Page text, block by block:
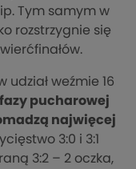
Tym samym w
rozstrzygnie się
weźmie 16
pucharowej
najwięcej
3:0 i 3:1
3:2 – 2 oczka,